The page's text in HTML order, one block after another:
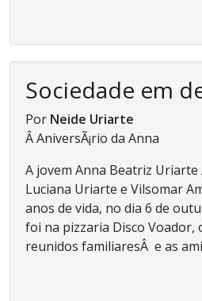
Sociedade em
Por Neide Uriarte
Â AniversÃ¡rio da Anna
A jovem Anna Beatriz Uriarte
Luciana Uriarte e Vilsomar
anos de vida, no dia 6 de
foi na pizzaria Disco Voador,
reunidos familiaresÂ e as